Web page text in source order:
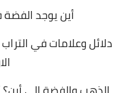
أين يوجد
دلائل وعلامات في